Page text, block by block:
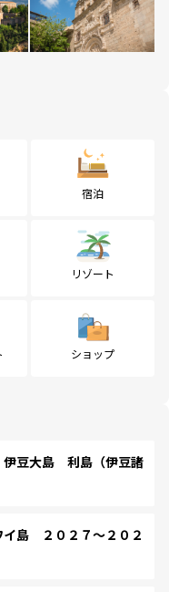
宿泊
リゾート
ショップ
豆大島 利島（伊豆諸
島 ２０２７～２０２